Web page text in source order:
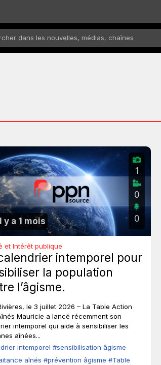
y a 1 mois
1
0
0
et Intérêt publique
intemporel pour
la population
l’âgisme.
le 3 juillet 2026 – La Table Action
Mauricie a lancé récemment son
intemporel qui aide à sensibiliser les
aînées...
intemporel #sensibilisation âgisme
aînés #prévention âgisme #Table